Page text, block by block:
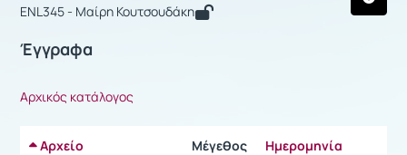
ENL345 - Μαίρη Κουτσουδάκη
Έγγραφα
Αρχικός κατάλογος
Αρχείο Μέγεθος Ημερομηνία